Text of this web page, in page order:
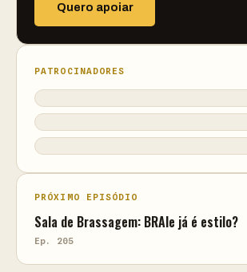
Quero apoiar
PATROCINADORES
PRÓXIMO EPISÓDIO
Sala de Brassagem: BRAle já é estilo?
Ep. 205